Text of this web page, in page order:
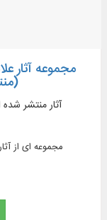
مجموعه آثار
آثار منتشر
مجموعه ای از